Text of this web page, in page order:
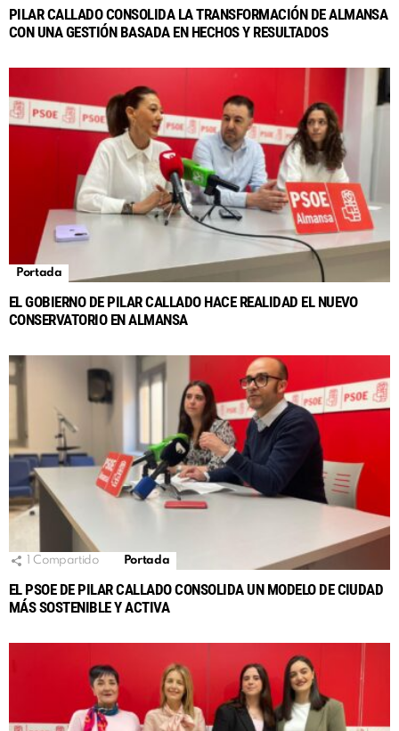
PILAR CALLADO CONSOLIDA LA TRANSFORMACIÓN DE ALMANSA
CON UNA GESTIÓN BASADA EN HECHOS Y RESULTADOS
Portada
EL GOBIERNO DE PILAR CALLADO HACE REALIDAD EL NUEVO
CONSERVATORIO EN ALMANSA
Compartido Portada
EL PSOE DE PILAR CALLADO CONSOLIDA UN MODELO DE CIUDAD
MÁS SOSTENIBLE Y ACTIVA